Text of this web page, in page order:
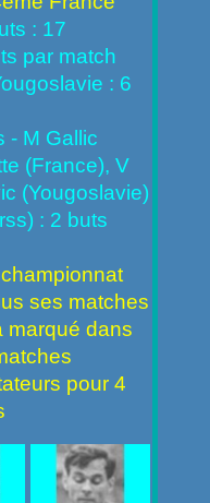
: 17
par match
: 6
- M Gallic
(France), V
(Yougoslavie)
: 2 buts
ses matches
marqué dans
pour 4